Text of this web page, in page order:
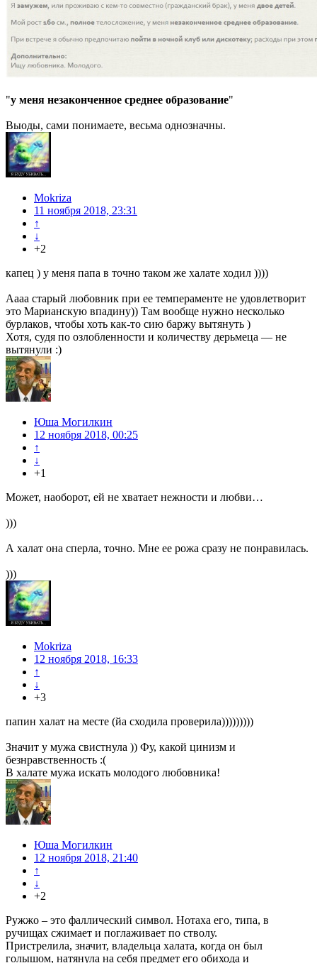
"у меня незаконченное среднее образование"
Выоды, сами понимаете, весьма однозначны.
Mokriza
11 ноября 2018, 23:31
↑
↓
+2
капец ) у меня папа в точно таком же халате ходил ))))
Аааа старый любовник при ее темпераменте не удовлетворит
это Марианскую впадину)) Там вообще нужно несколько
бурлаков, чтобы хоть как-то сию баржу вытянуть )
Хотя, судя по озлобленности и количеству дерьмеца — не
вытянули :)
Юша Могилкин
12 ноября 2018, 00:25
↑
↓
+1
Может, наоборот, ей не хватает нежности и любви…
)))
А халат она сперла, точно. Мне ее рожа сразу не понравилась.
)))
Mokriza
12 ноября 2018, 16:33
↑
↓
+3
папин халат на месте (йа сходила проверила)))))))))
Значит у мужа свистнула )) Фу, какой цинизм и
безнравственность :(
В халате мужа искать молодого любовника!
Юша Могилкин
12 ноября 2018, 21:40
↑
↓
+2
Ружжо – это фаллический символ. Нотаха его, типа, в
ручищах сжимает и поглаживает по стволу.
Пристрелила, значит, владельца халата, когда он был
голышом, натянула на себя предмет его обихода и